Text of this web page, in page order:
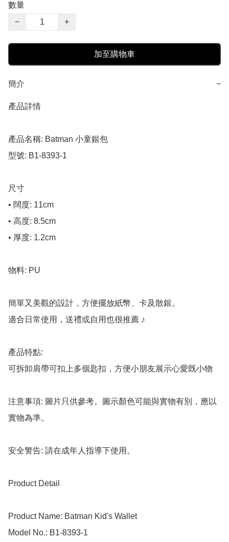
數量
−
+
加至購物車
簡介 −
產品詳情
產品名稱: Batman 小童銀包
型號: B1-8393-1
尺寸
• 闊度: 11cm
• 高度: 8.5cm
• 厚度: 1.2cm
物料: PU
簡單又美觀的設計，方便擺放紙幣、卡及散銀。
適合日常使用，送禮或自用也很推薦 ♪
產品特點:
可拆卸肩帶可扣上多個匙扣，方便小朋友展示心愛既小物
注意事項: 圖片只供參考。圖示顏色可能與實物有別，應以
實物為準。
安全警告: 請在成年人指導下使用。
Product Detail
Product Name: Batman Kid's Wallet
Model No.: B1-8393-1